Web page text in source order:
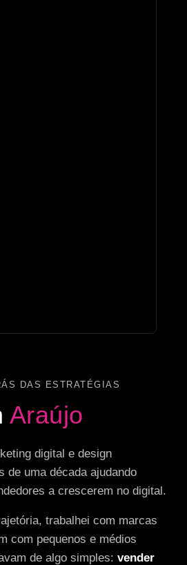
DAS ESTRATÉGIAS
Araújo
digital e design
de uma década ajudando
a crescerem no digital.
trabalhei com marcas
com pequenos e médios
de algo simples: vender